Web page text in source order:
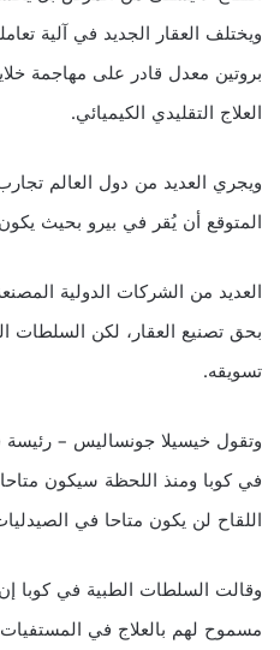
ويختلف العقار الجديد في آلية
بروتين معدل قادر على مهاجمة
العلاج التقليدي الكيميائي.
ويجري العديد من دول العالم
المتوقع أن يُقر في بيرو بحيث يكون
العديد من الشركات الدولية
بحق تصنيع العقار، لكن السلطات
تسويقه.
وتقول خيسيلا جونساليس –
في كوبا ومنذ اللحظة سيكون
اللقاح لن يكون متاحا في
وقالت السلطات الطبية في كوبا إن
مسموح لهم بالعلاج في